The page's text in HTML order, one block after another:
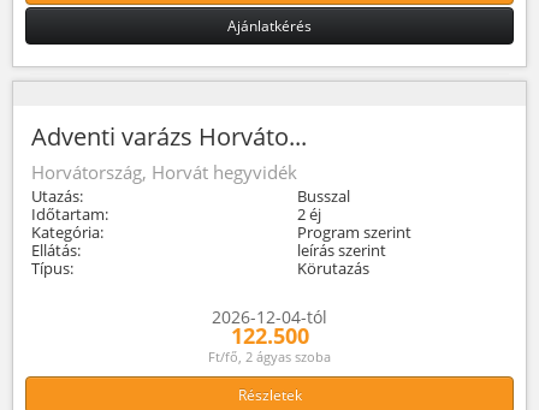
Ajánlatkérés
Adventi varázs Horváto...
Horvátország, Horvát hegyvidék
Utazás:
Busszal
Időtartam:
2 éj
Kategória:
Program szerint
Ellátás:
leírás szerint
Típus:
Körutazás
2026-12-04-tól
122.500
Ft/fő, 2 ágyas szoba
Részletek